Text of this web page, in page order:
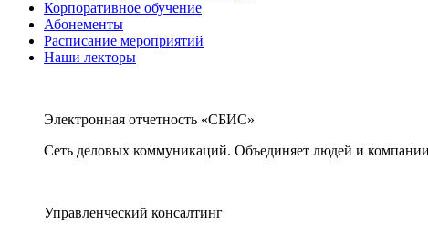
Корпоративное обучение
Абонементы
Расписание мероприятий
Наши лекторы
Электронная отчетность «СБИС»
Сеть деловых коммуникаций. Объединяет людей и
Управленческий консалтинг